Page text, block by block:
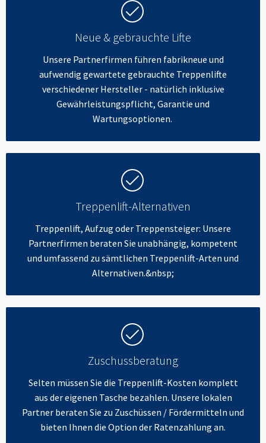
Neue & gebrauchte Lifte
Unsere Partnerfirmen führen fabrikneue und
aufwendig gewartete gebrauchte Treppenlifte
verschiedener Hersteller - natürlich inklusive
Gewährleistungspflicht, Garantie und
Wartungsoptionen.
Treppenlift-Alternativen
Treppenlift, Aufzug oder Treppensteiger: Unsere
Partnerfirmen beraten Sie unabhängig, kompetent
und umfassend zu sämtlichen Treppenlift-Arten und
Alternativen.&nbsp;
Zuschussberatung
Selten müssen Sie die Treppenlift-Kosten komplett
aus der eigenen Tasche bezahlen. Unsere lokalen
Partner beraten Sie zu Zuschüssen / Fördermitteln und
bieten Ihnen die Option der Ratenzahlung an.